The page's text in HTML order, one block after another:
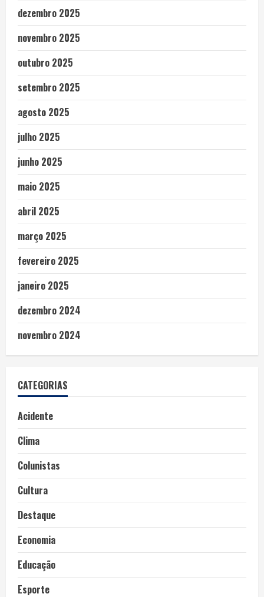
dezembro 2025
novembro 2025
outubro 2025
setembro 2025
agosto 2025
julho 2025
junho 2025
maio 2025
abril 2025
março 2025
fevereiro 2025
janeiro 2025
dezembro 2024
novembro 2024
CATEGORIAS
Acidente
Clima
Colunistas
Cultura
Destaque
Economia
Educação
Esporte